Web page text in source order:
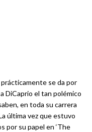
prácticamente se da por
DiCaprio el tan polémico
en toda su carrera
última vez que estuvo
por su papel en ‘The